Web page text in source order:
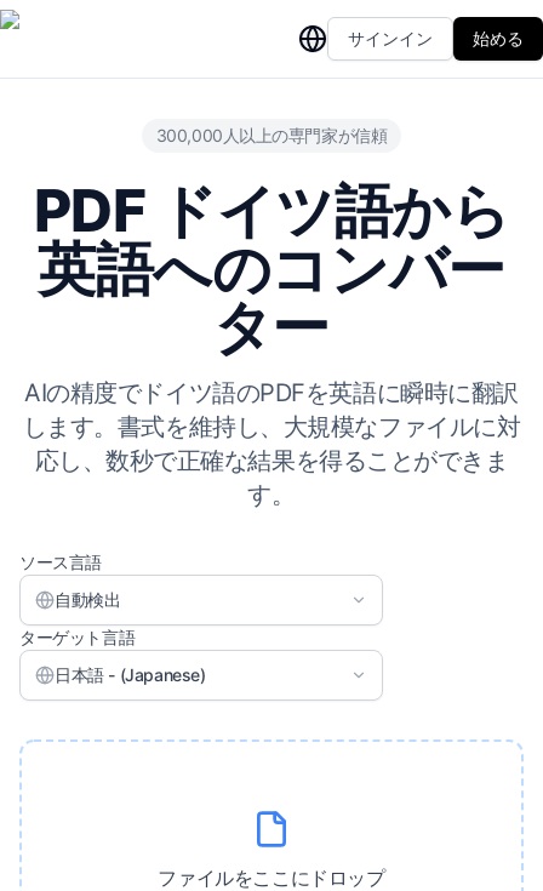
サインイン 始める
300,000人以上の専門家が信頼
PDF ドイツ語から
英語へのコンバー
ター
AIの精度でドイツ語のPDFを英語に瞬時に翻訳
します。書式を維持し、大規模なファイルに対
応し、数秒で正確な結果を得ることができま
す。
ソース言語
自動検出
ターゲット言語
日本語 - (Japanese)
ファイルをここにドロップ